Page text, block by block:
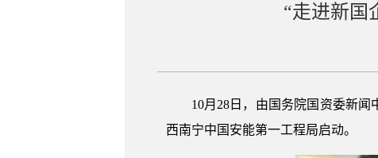
“走进新国
10月28日，由国务院国资委新
西南宁中国安能第一工程局启动。